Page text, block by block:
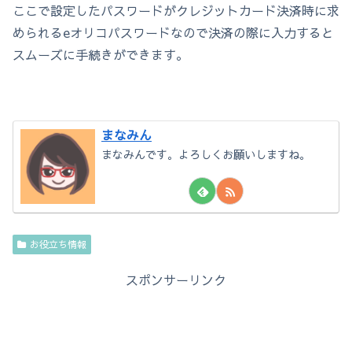
ここで設定したパスワードがクレジットカード決済時に求
められるeオリコパスワードなので決済の際に入力すると
スムーズに手続きができます。
まなみん
まなみんです。よろしくお願いしますね。
お役立ち情報
スポンサーリンク